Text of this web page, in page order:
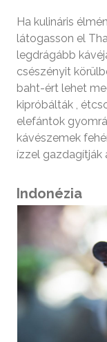
Ha kulináris
látogasson el
legdrágább
csészényit
baht-ért lehet
kipróbálták ,
elefántok
kávészemek
ízzel gazdagítják
Indonézia